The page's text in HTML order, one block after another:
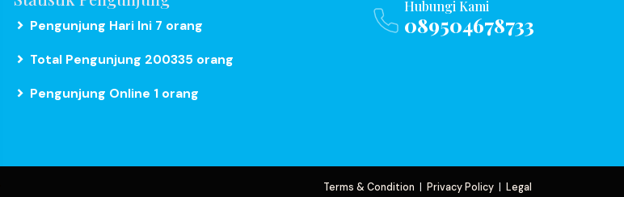
Pengunjung Hari Ini 7 orang
Total Pengunjung 200335 orang
Pengunjung Online 1 orang
Hubungi Kami
089504678733
Terms & Condition Privacy Policy Legal